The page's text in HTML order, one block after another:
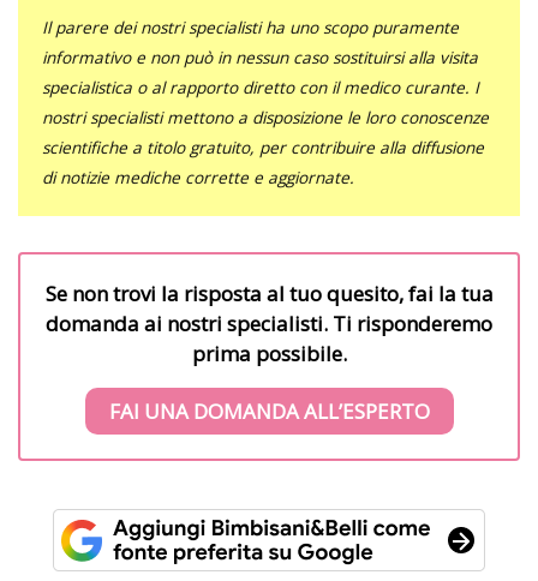
Il parere dei nostri specialisti ha uno scopo puramente
informativo e non può in nessun caso sostituirsi alla visita
specialistica o al rapporto diretto con il medico curante. I
nostri specialisti mettono a disposizione le loro conoscenze
scientifiche a titolo gratuito, per contribuire alla diffusione
di notizie mediche corrette e aggiornate.
Se non trovi la risposta al tuo quesito, fai la tua
domanda ai nostri specialisti. Ti risponderemo
prima possibile.
FAI UNA DOMANDA ALL’ESPERTO